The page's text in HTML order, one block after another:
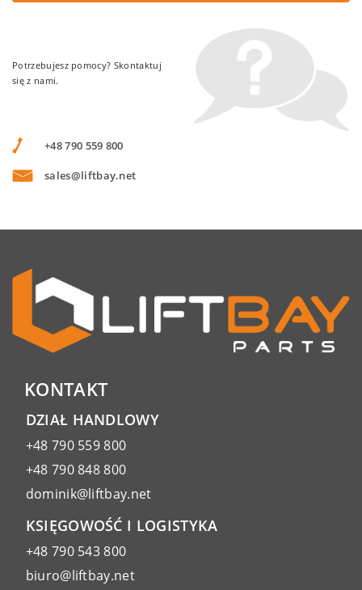
Potrzebujesz pomocy? Skontaktuj
się z nami.
+48 790 559 800
sales@liftbay.net
KONTAKT
DZIAŁ HANDLOWY
+48 790 559 800
+48 790 848 800
dominik@liftbay.net
KSIĘGOWOŚĆ I LOGISTYKA
+48 790 543 800
biuro@liftbay.net